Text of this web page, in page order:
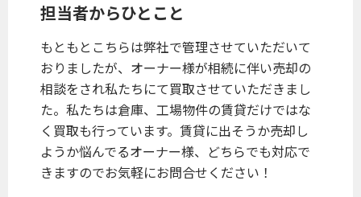
担当者からひとこと
もともとこちらは弊社で管理させていただいて
おりましたが、オーナー様が相続に伴い売却の
相談をされ私たちにて買取させていただきまし
た。私たちは倉庫、工場物件の賃貸だけではな
く買取も行っています。賃貸に出そうか売却し
ようか悩んでるオーナー様、どちらでも対応で
きますのでお気軽にお問合せください！